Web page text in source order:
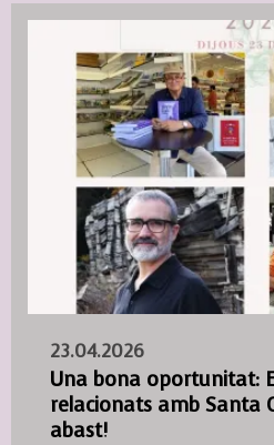
23.04.2026
Una bona oportunitat:
relacionats amb Santa
abast!